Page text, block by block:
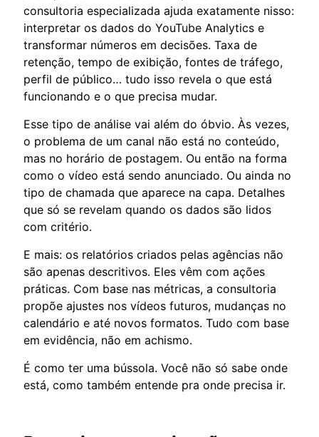
consultoria especializada ajuda exatamente nisso:
interpretar os dados do YouTube Analytics e
transformar números em decisões. Taxa de
retenção, tempo de exibição, fontes de tráfego,
perfil de público… tudo isso revela o que está
funcionando e o que precisa mudar.
Esse tipo de análise vai além do óbvio. Às vezes,
o problema de um canal não está no conteúdo,
mas no horário de postagem. Ou então na forma
como o vídeo está sendo anunciado. Ou ainda no
tipo de chamada que aparece na capa. Detalhes
que só se revelam quando os dados são lidos
com critério.
E mais: os relatórios criados pelas agências não
são apenas descritivos. Eles vêm com ações
práticas. Com base nas métricas, a consultoria
propõe ajustes nos vídeos futuros, mudanças no
calendário e até novos formatos. Tudo com base
em evidência, não em achismo.
É como ter uma bússola. Você não só sabe onde
está, como também entende pra onde precisa ir.